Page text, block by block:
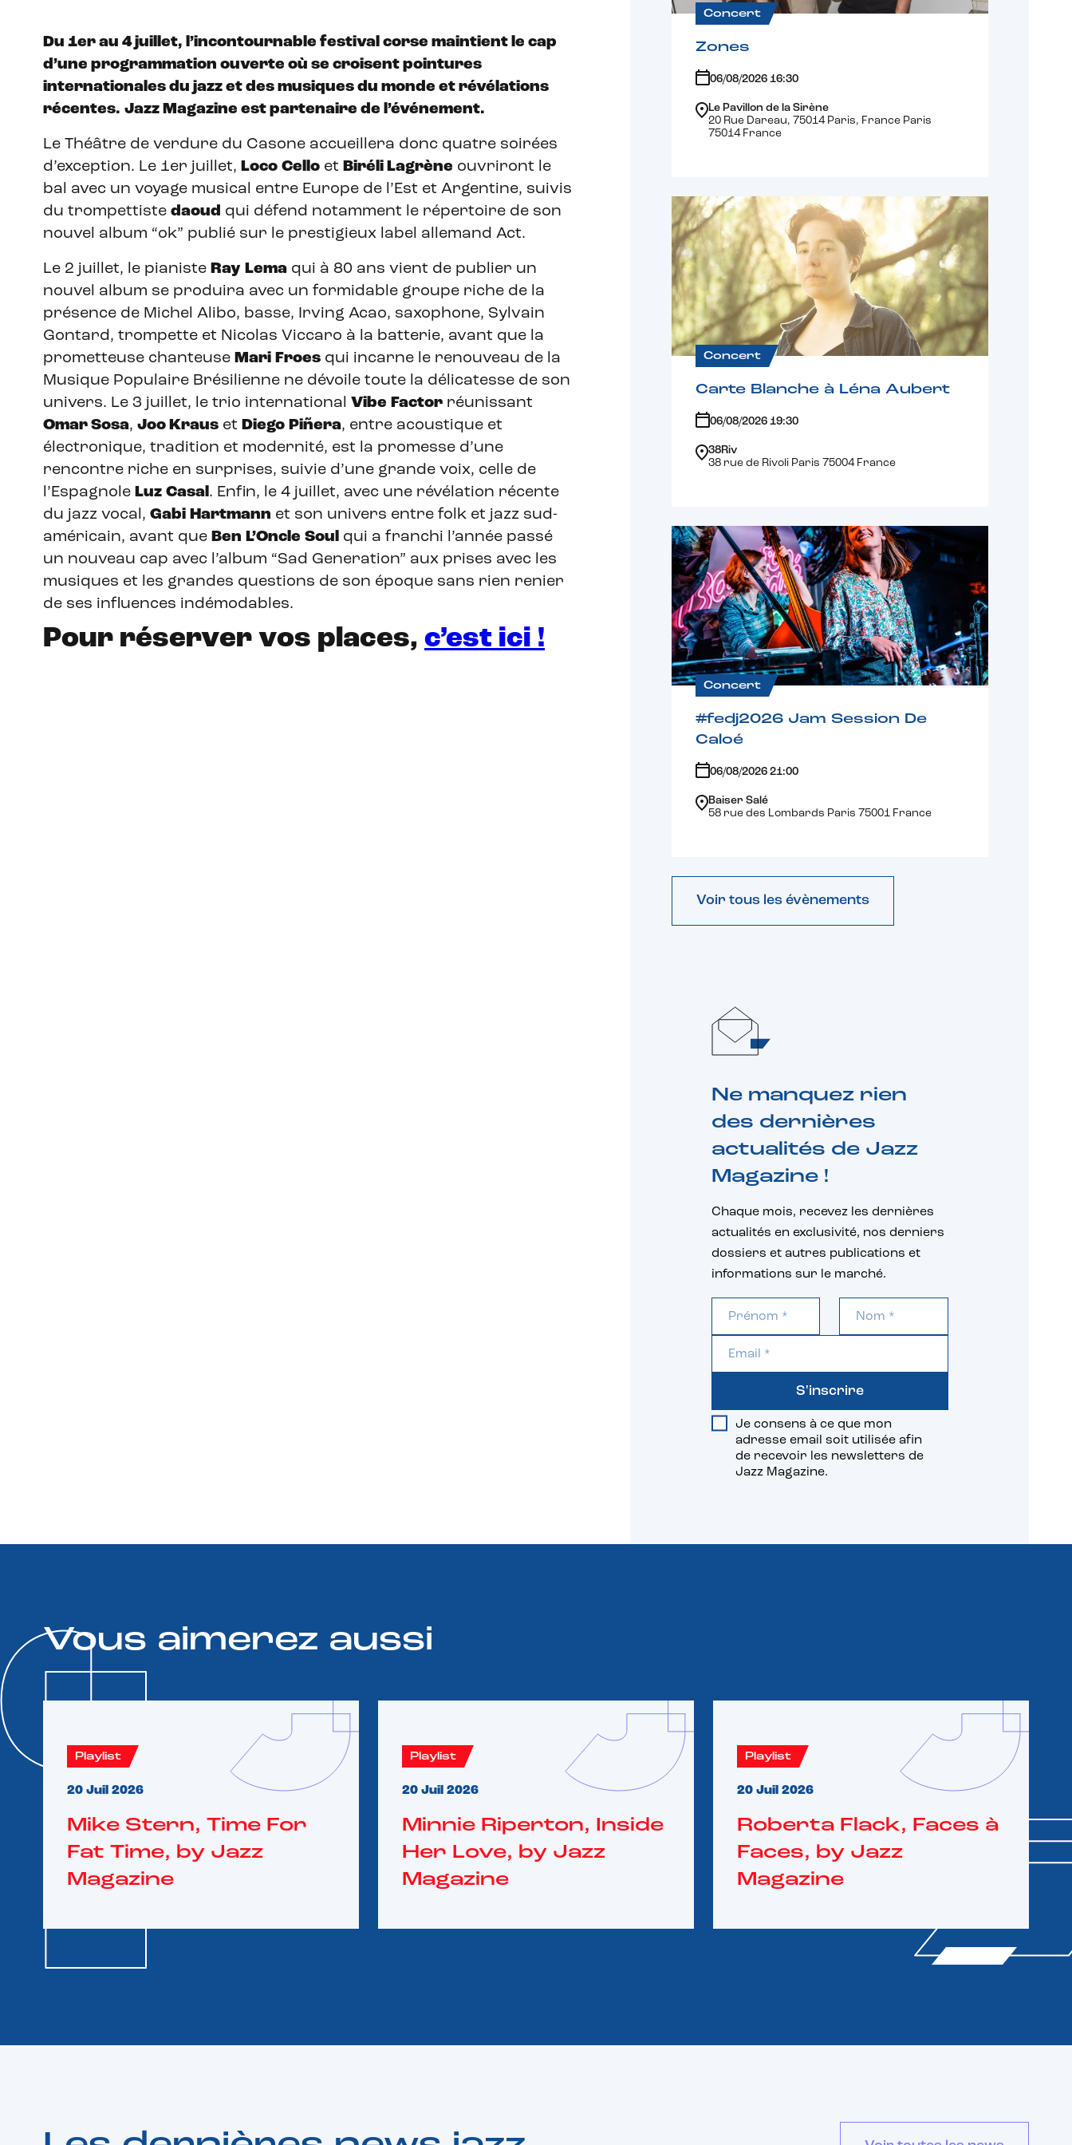
Du 1er au 4 juillet, l’incontournable festival corse maintient le cap
d’une programmation ouverte où se croisent pointures
internationales du jazz et des musiques du monde et révélations
récentes. Jazz Magazine est partenaire de l’événement.
Le Théâtre de verdure du Casone accueillera donc quatre soirées
d’exception. Le 1er juillet, Loco Cello et Biréli Lagrène ouvriront le
bal avec un voyage musical entre Europe de l’Est et Argentine, suivis
du trompettiste daoud qui défend notamment le répertoire de son
nouvel album “ok” publié sur le prestigieux label allemand Act.
Le 2 juillet, le pianiste Ray Lema qui à 80 ans vient de publier un
nouvel album se produira avec un formidable groupe riche de la
présence de Michel Alibo, basse, Irving Acao, saxophone, Sylvain
Gontard, trompette et Nicolas Viccaro à la batterie, avant que la
prometteuse chanteuse Mari Froes qui incarne le renouveau de la
Musique Populaire Brésilienne ne dévoile toute la délicatesse de son
univers. Le 3 juillet, le trio international Vibe Factor réunissant
Omar Sosa, Joo Kraus et Diego Piñera, entre acoustique et
électronique, tradition et modernité, est la promesse d’une
rencontre riche en surprises, suivie d’une grande voix, celle de
l’Espagnole Luz Casal . Enfin, le 4 juillet, avec une révélation récente
du jazz vocal, Gabi Hartmann et son univers entre folk et jazz sud-
américain, avant que Ben L’Oncle Soul qui a franchi l’année passé
un nouveau cap avec l’album “Sad Generation” aux prises avec les
musiques et les grandes questions de son époque sans rien renier
de ses influences indémodables.
Pour réserver vos places, c’est ici !
Concert
Zones
06/08/2026 16:30
Le Pavillon de la Sirène
20 Rue Dareau, 75014 Paris, France Paris
75014 France
Concert
Carte Blanche à Léna Aubert
06/08/2026 19:30
38Riv
38 rue de Rivoli Paris 75004 France
Concert
#fedj2026 Jam Session De
Caloé
06/08/2026 21:00
Baiser Salé
58 rue des Lombards Paris 75001 France
Voir tous les évènements
Ne manquez rien
des dernières
actualités de Jazz
Magazine !
Chaque mois, recevez les dernières
actualités en exclusivité, nos derniers
dossiers et autres publications et
informations sur le marché.
Je consens à ce que mon
adresse email soit utilisée afin
de recevoir les newsletters de
Jazz Magazine.
S'inscrire
Vous aimerez aussi
Playlist
20 Juil 2026
Mike Stern, Time For
Fat Time, by Jazz
Magazine
Playlist
20 Juil 2026
Minnie Riperton, Inside
Her Love, by Jazz
Magazine
Playlist
20 Juil 2026
Roberta Flack, Faces à
Faces, by Jazz
Magazine